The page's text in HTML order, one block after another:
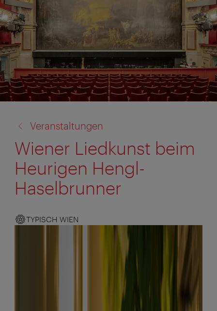
zu:
Veranstaltungen
Wiener Liedkunst beim
Heurigen Hengl-
Haselbrunner
TYPISCH WIEN